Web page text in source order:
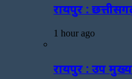
रायपुर :
1 hour ago
रायपुर : उप